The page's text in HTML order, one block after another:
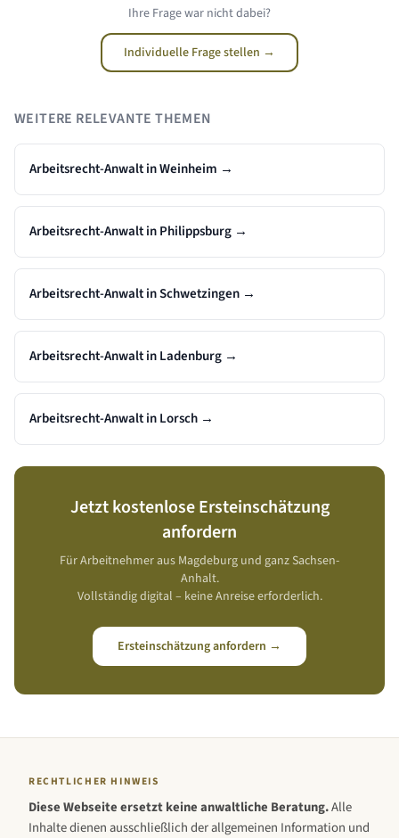
Ihre Frage war nicht dabei?
Individuelle Frage stellen →
WEITERE RELEVANTE THEMEN
Arbeitsrecht-Anwalt in Weinheim →
Arbeitsrecht-Anwalt in Philippsburg →
Arbeitsrecht-Anwalt in Schwetzingen →
Arbeitsrecht-Anwalt in Ladenburg →
Arbeitsrecht-Anwalt in Lorsch →
Jetzt kostenlose Ersteinschätzung
anfordern
Für Arbeitnehmer aus Magdeburg und ganzSachsen-
Anhalt.
Vollständig digital – keine Anreise erforderlich.
Ersteinschätzung anfordern →
RECHTLICHER HINWEIS
Diese Webseite ersetzt keine anwaltliche Beratung.Alle
Inhalte dienen ausschließlich der allgemeinen Information und